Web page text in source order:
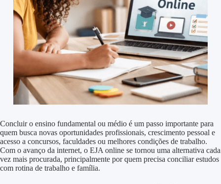
Concluir o ensino fundamental ou médio é um passo importante para
quem busca novas oportunidades profissionais, crescimento pessoal e
acesso a concursos, faculdades ou melhores condições de trabalho.
Com o avanço da internet, o EJA online se tornou uma alternativa cada
vez mais procurada, principalmente por quem precisa conciliar estudos
com rotina de trabalho e família.